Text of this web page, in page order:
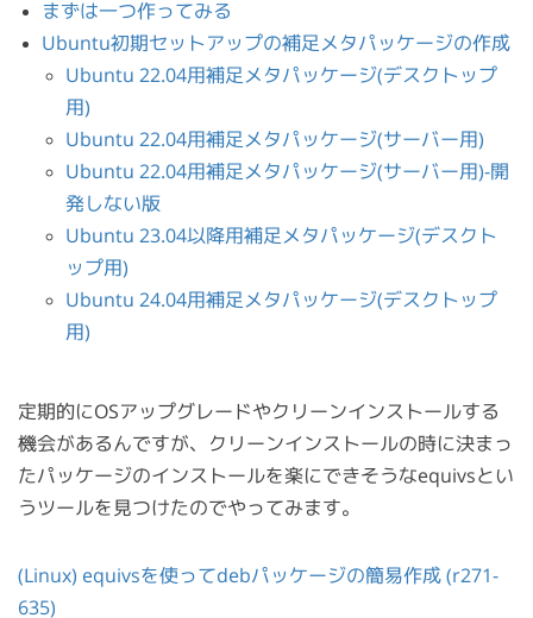
まずは一つ作ってみる
Ubuntu初期セットアップの補足メタパッケージの作成
Ubuntu 22.04用補足メタパッケージ(デスクトップ
用)
Ubuntu 22.04用補足メタパッケージ(サーバー用)
Ubuntu 22.04用補足メタパッケージ(サーバー用)-開
発しない版
Ubuntu 23.04以降用補足メタパッケージ(デスクト
ップ用)
Ubuntu 24.04用補足メタパッケージ(デスクトップ
用)
定期的にOSアップグレードやクリーンインストールする
機会があるんですが、クリーンインストールの時に決まっ
たパッケージのインストールを楽にできそうなequivsとい
うツールを見つけたのでやってみます。
(Linux) equivsを使ってdebパッケージの簡易作成 (r271-
635)